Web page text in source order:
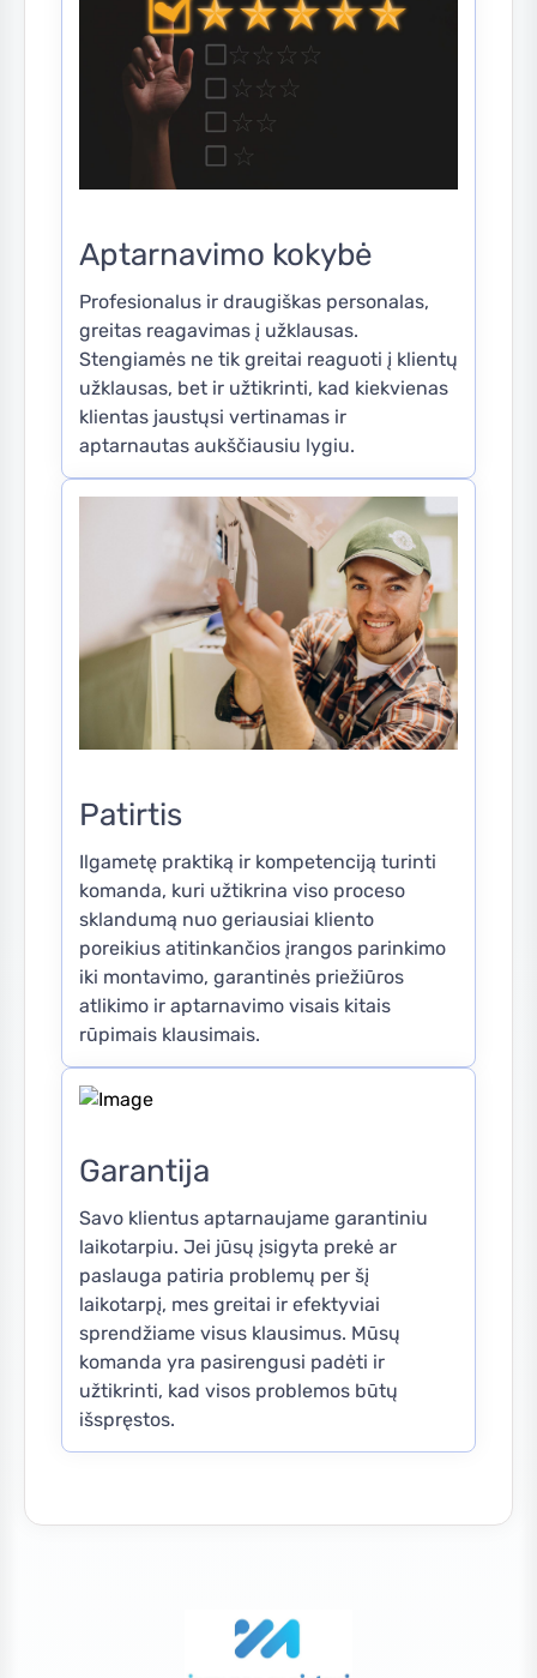
Aptarnavimo kokybė
Profesionalus ir draugiškas personalas,
greitas reagavimas į užklausas.
Stengiamės ne tik greitai reaguoti į klientų
užklausas, bet ir užtikrinti, kad kiekvienas
klientas jaustųsi vertinamas ir
aptarnautas aukščiausiu lygiu.
Patirtis
Ilgametę praktiką ir kompetenciją turinti
komanda, kuri užtikrina viso proceso
sklandumą nuo geriausiai kliento
poreikius atitinkančios įrangos parinkimo
iki montavimo, garantinės priežiūros
atlikimo ir aptarnavimo visais kitais
rūpimais klausimais.
Garantija
Savo klientus aptarnaujame garantiniu
laikotarpiu. Jei jūsų įsigyta prekė ar
paslauga patiria problemų per šį
laikotarpį, mes greitai ir efektyviai
sprendžiame visus klausimus. Mūsų
komanda yra pasirengusi padėti ir
užtikrinti, kad visos problemos būtų
išspręstos.